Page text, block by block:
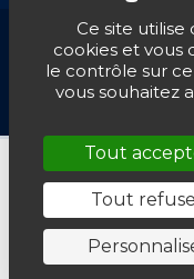
Mentions
© 2016-2026
Spécialiste de la
Ce site utilise
cookies et vous
le contrôle sur
vous souhaitez
Tout
Tout